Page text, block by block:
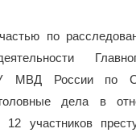
по
МВД России по
дела в
12 участников